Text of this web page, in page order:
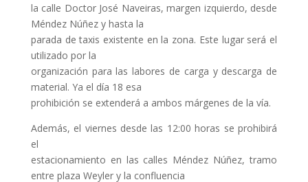
la calle Doctor José Naveiras, margen izquierdo, desde
Méndez Núñez y hasta la
parada de taxis existente en la zona. Este lugar será el
utilizado por la
organización para las labores de carga y descarga de
material. Ya el día 18 esa
prohibición se extenderá a ambos márgenes de la vía.
Además, el viernes desde las 12:00 horas se prohibirá
el
estacionamiento en las calles Méndez Núñez, tramo
entre plaza Weyler y la confluencia